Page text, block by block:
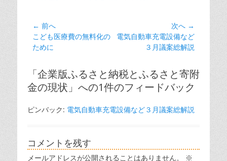
投
稿
ナ
ビ
ゲ
ー
シ
← 前へ
前
の
稿:
こども医療費の無料化の
ために
次へ →
次
稿:
電気自動車充電設備など
３月議案総解説
「企業版ふるさと納税とふるさと寄附
金の現状」への1件のフィードバック
ピンバック: 電気自動車充電設備など３月議案総解説
コメントを残す
メールアドレスが公開されることはありません。
※